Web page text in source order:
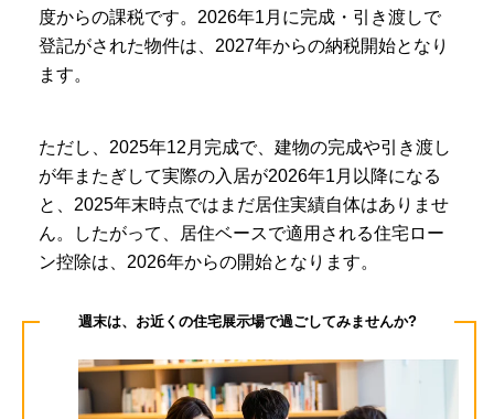
度からの課税です。2026年1月に完成・引き渡しで
登記がされた物件は、2027年からの納税開始となり
ます。
ただし、2025年12月完成で、建物の完成や引き渡し
が年またぎして実際の入居が2026年1月以降になる
と、2025年末時点ではまだ居住実績自体はありませ
ん。したがって、居住ベースで適用される住宅ロー
ン控除は、2026年からの開始となります。
週末は、お近くの住宅展示場で過ごしてみませんか?